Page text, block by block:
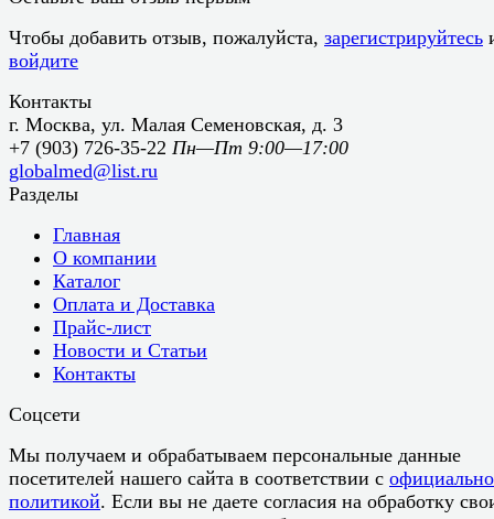
Чтобы добавить отзыв, пожалуйста, зарегистрируйтесь
войдите
Контакты
г. Москва, ул. Малая Семеновская, д. 3
+7 (903) 726-35-22 Пн—Пт 9:00—17:00
globalmed@list.ru
Разделы
Главная
О компании
Каталог
Оплата и Доставка
Прайс-лист
Новости и Статьи
Контакты
Соцсети
Мы получаем и обрабатываем персональные данные
посетителей нашего сайта в соответствии с
политикой. Если вы не даете согласия на обработку